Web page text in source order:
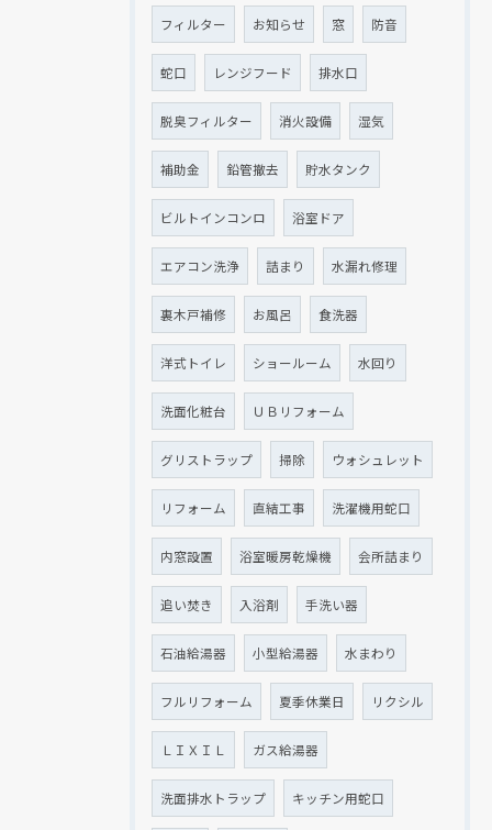
フィルター お知らせ 窓 防音
蛇口 レンジフード 排水口
脱臭フィルター 消火設備 湿気
補助金 鉛管撤去 貯水タンク
ビルトインコンロ 浴室ドア
エアコン洗浄 詰まり 水漏れ修理
裏木戸補修 お風呂 食洗器
洋式トイレ ショールーム 水回り
洗面化粧台 ＵＢリフォーム
グリストラップ 掃除 ウォシュレット
リフォーム 直結工事 洗濯機用蛇口
内窓設置 浴室暖房乾燥機 会所詰まり
追い焚き 入浴剤 手洗い器
石油給湯器 小型給湯器 水まわり
フルリフォーム 夏季休業日 リクシル
ＬＩＸＩＬ ガス給湯器
洗面排水トラップ キッチン用蛇口